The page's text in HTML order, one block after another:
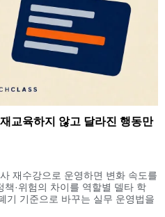
교육하지 않고 달라진 행동만
재수강으로 운영하면 변화 속도를
책·위험의 차이를 역할별 델타 학
기 기준으로 바꾸는 실무 운영법을